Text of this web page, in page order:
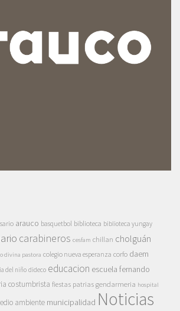
arauco basquetbol biblioteca biblioteca yungay
carabineros cesfam chillan cholguán
divina pastora colegio nueva esperanza corfo daem
del niño dideco educacion escuela fernando
costumbrista fiestas patrias gendarmeria hospital
ambiente municipalidad Noticias